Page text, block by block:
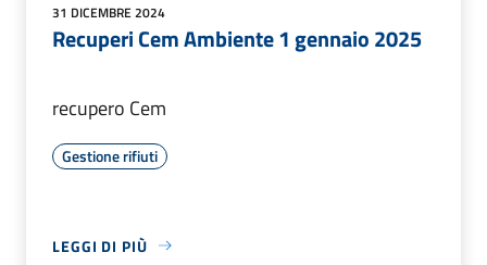
31 DICEMBRE 2024
Recuperi Cem Ambiente 1 gennaio 2025
recupero Cem
Gestione rifiuti
LEGGI DI PIÙ